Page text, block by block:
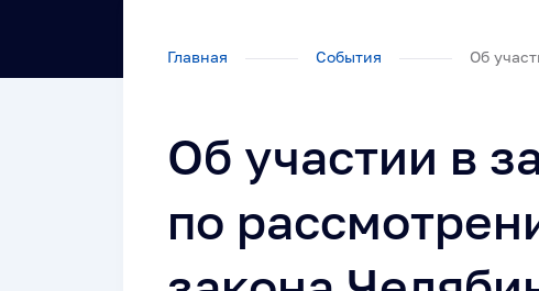
Главная События Об
Об участии в
по